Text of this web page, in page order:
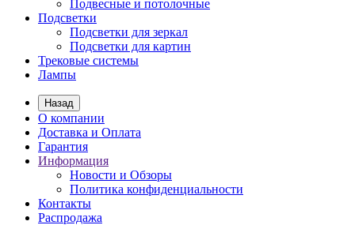
Подвесные и потолочные
Подсветки
Подсветки для зеркал
Подсветки для картин
Трековые системы
Лампы
Назад
О компании
Доставка и Оплата
Гарантия
Информация
Новости и Обзоры
Политика конфиденциальности
Контакты
Распродажа